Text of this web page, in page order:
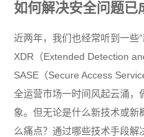
如何解决安全问题已
近两年，我们也经常听到一些
XDR（Extended Detection
SASE（Secure Access
全运营市场一时间风起云涌，
象。但无论是什么新技术或
么痛点？通过哪些技术手段解